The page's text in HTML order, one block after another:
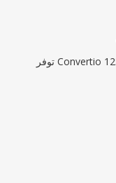
توفر Convertio 125 تحويل للـMXF — ما عليك سوى اختيار